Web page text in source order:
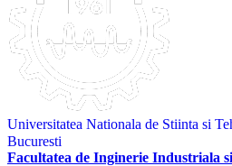
Universitatea Nationala de Stiinta si
Bucuresti
Facultatea de Inginerie Industriala